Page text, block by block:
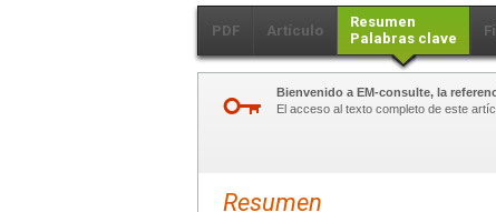
PDF Artículo
Resumen
Palabras clave
Bienvenido a EM-consulte, la
El acceso al texto completo de este
Resumen